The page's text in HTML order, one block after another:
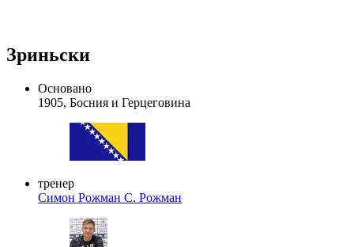
Зриньски
Основано
1905, Босния и Герцеговина
тренер
Симон Рожман С. Рожман